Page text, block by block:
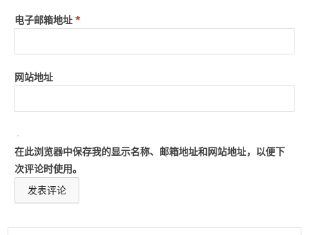
电子邮箱地址*
网站地址
在此浏览器中保存我的显示名称、邮箱地址和网站地址，以便下
次评论时使用。